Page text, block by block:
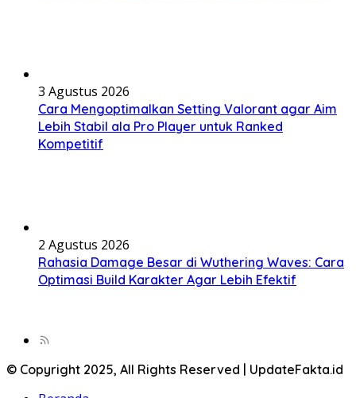
3 Agustus 2026
Cara Mengoptimalkan Setting Valorant agar Aim
Lebih Stabil ala Pro Player untuk Ranked
Kompetitif
2 Agustus 2026
Rahasia Damage Besar di Wuthering Waves: Cara
Optimasi Build Karakter Agar Lebih Efektif
© Copyright 2025, All Rights Reserved | UpdateFakta.id